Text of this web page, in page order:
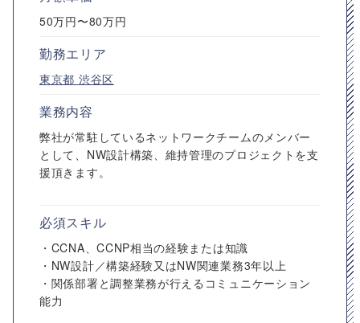
50万円〜80万円
勤務エリア
東京都 渋谷区
業務内容
弊社が常駐しているネットワークチームのメンバー
として、NW設計構築、維持管理のプロジェクトを支
援頂きます。
必須スキル
・CCNA、CCNP相当の経験または知識
・NW設計／構築経験又はNW関連業務3年以上
・関係部署と調整業務が行えるコミュニケーション
能力